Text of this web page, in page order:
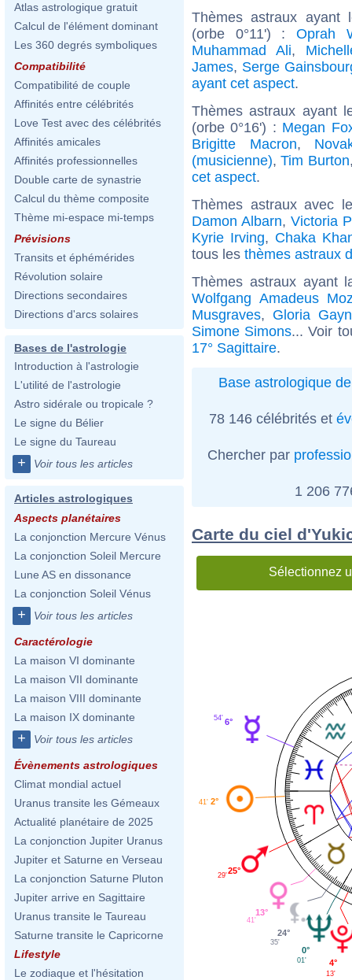
Atlas astrologique gratuit
Calcul de l'élément dominant
Les 360 degrés symboliques
Compatibilité
Compatibilité de couple
Affinités entre célébrités
Love Test avec des célébrités
Affinités amicales
Affinités professionnelles
Double carte de synastrie
Calcul du thème composite
Thème mi-espace mi-temps
Prévisions
Transits et éphémérides
Révolution solaire
Directions secondaires
Directions d'arcs solaires
Bases de l'astrologie
Introduction à l'astrologie
L'utilité de l'astrologie
Astro sidérale ou tropicale ?
Le signe du Bélier
Le signe du Taureau
+ Voir tous les articles
Articles astrologiques
Aspects planétaires
La conjonction Mercure Vénus
La conjonction Soleil Mercure
Lune AS en dissonance
La conjonction Soleil Vénus
+ Voir tous les articles
Caractérologie
La maison VI dominante
La maison VII dominante
La maison VIII dominante
La maison IX dominante
+ Voir tous les articles
Évènements astrologiques
Climat mondial actuel
Uranus transite les Gémeaux
Actualité planétaire de 2025
La conjonction Jupiter Uranus
Jupiter et Saturne en Verseau
La conjonction Saturne Pluton
Jupiter arrive en Sagittaire
Uranus transite le Taureau
Saturne transite le Capricorne
Lifestyle
Le zodiaque et l'hésitation
Thèmes astraux ayant
(orbe 0°11') : Oprah
Muhammad Ali,
James, Serge
ayant cet aspect.
Thèmes astraux ayant
(orbe 0°16') : Megan
Brigitte Macron,
(musicienne),Tim Burton
cet aspect.
Thèmes astraux avec
Damon Albarn, Victoria
Kyrie Irving, Chaka
tous les thèmes astraux
Thèmes astraux ayant
Wolfgang Amadeus
Musgraves, Gloria
Simone Simons... Voir
17° Sagittaire.
Base astrologique
78 146 célébrités et
Chercher par
1 206
Carte du ciel
Sélectionnez
6°
54'
2°
41'
25°
29'
13°
41'
24°
35'
0°
01' 4°
13'